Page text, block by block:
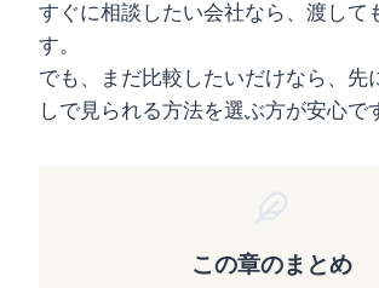
すぐに相談したい会社なら、渡して
す。
でも、まだ比較したいだけなら、先
しで見られる方法を選ぶ方が安心で
この章のまとめ